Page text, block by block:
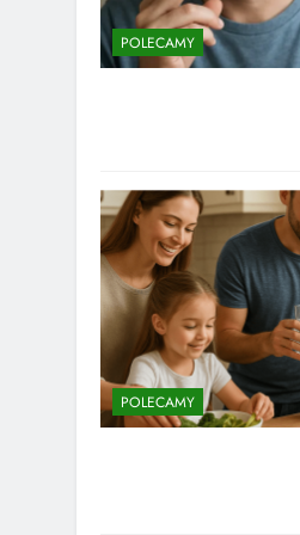
POLECAMY
POLECAMY